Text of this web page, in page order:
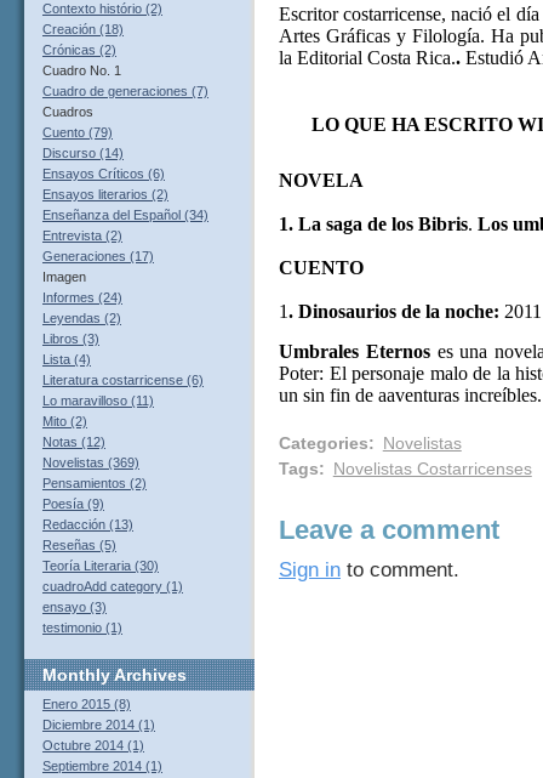
Escritor costarricense, nació el
Artes Gráficas y Filología. Ha
la Editorial Costa Rica.. Estudió
LO QUE HA ESCRITO
NOVELA
1. La saga de los Bibris. Los
CUENTO
1. Dinosaurios de la noche: 2011
Umbrales Eternos es una
Poter: El personaje malo de la
un sin fin de aaventuras increíbles.
Categories: Novelistas
Tags: Novelistas Costarricenses
Leave a comment
Sign in to comment.
Contexto histório (2)
Creación (18)
Crónicas (2)
Cuadro No. 1
Cuadro de generaciones (7)
Cuadros
Cuento (79)
Discurso (14)
Ensayos Críticos (6)
Ensayos literarios (2)
Enseñanza del Español (34)
Entrevista (2)
Generaciones (17)
Imagen
Informes (24)
Leyendas (2)
Libros (3)
Lista (4)
Literatura costarricense (6)
Lo maravilloso (11)
Mito (2)
Notas (12)
Novelistas (369)
Pensamientos (2)
Poesía (9)
Redacción (13)
Reseñas (5)
Teoría Literaria (30)
cuadroAdd category (1)
ensayo (3)
testimonio (1)
MonthlyArchives
Enero 2015 (8)
Diciembre 2014 (1)
Octubre 2014 (1)
Septiembre 2014 (1)